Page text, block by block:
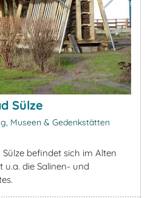
Sülze
Museen & Gedenkstätten
befindet sich im Alten
die Salinen- und